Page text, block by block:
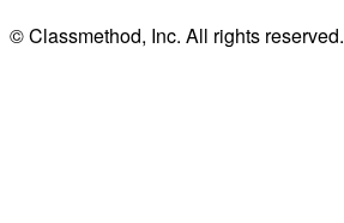
© Classmethod, Inc. All rights reserved.